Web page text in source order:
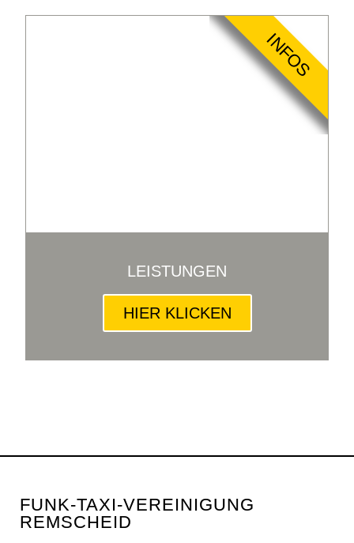
LEISTUNGEN
HIER KLICKEN
INFOS
FUNK-TAXI-VEREINIGUNG
REMSCHEID